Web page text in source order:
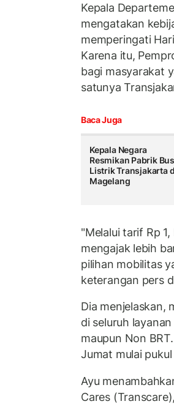
Kepala
mengatakan
memperingati
Karena itu,
bagi masyarakat
satunya
Baca Juga
Kepala Negara
Resmikan Pabrik Bus
Listrik Transjakarta
Magelang
"Melalui tarif Rp
mengajak lebih
pilihan mobilitas
keterangan pers
Dia menjelaskan,
di seluruh
maupun Non
Jumat mulai
Ayu
Cares